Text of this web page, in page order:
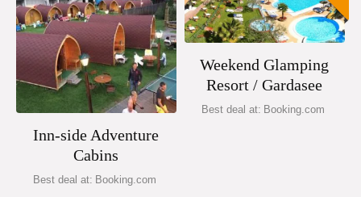
Inn-side Adventure
Cabins
Best deal at: booking.com
Weekend Glamping
Resort / Gardasee
Best deal at: booking.com